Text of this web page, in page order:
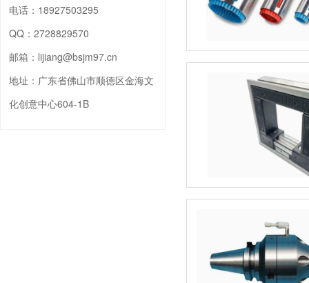
电话： 18927503295
QQ： 2728829570
邮箱： lijiang@bsjm97.cn
地址： 广东省佛山市顺德区金海文
化创意中心604-1B